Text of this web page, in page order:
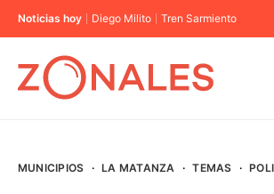
Noticias hoy Diego Milito Tren Sarmiento
MUNICIPIOS · LA MATANZA · TEMAS ·